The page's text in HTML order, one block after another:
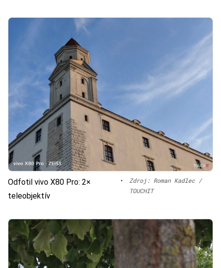
Odfotil vivo X80 Pro: 2×
teleobjektív
•
Zdroj: Roman Kadlec /
TOUCHIT